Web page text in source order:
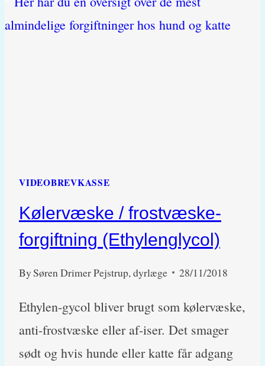
ANTAGES
AT
VIDEOBREVKASSE
Kølervæske / frostvæske-
forgiftning (Ethylenglycol)
BySøren Drimer Pejstrup, dyrlæge 28/11/2018
Ethylen-gycol bliver brugt som kølervæske,
anti-frostvæske eller af-iser. Det smager
sødt og hvis hunde eller katte får adgang